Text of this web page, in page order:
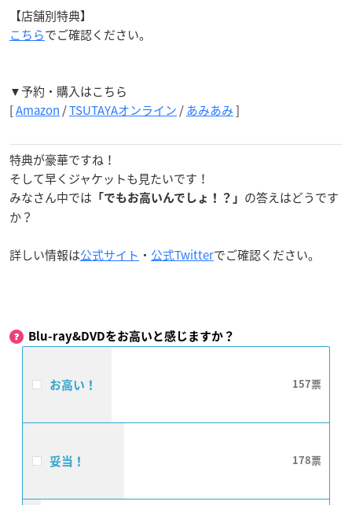
【店舗別特典】
こちらでご確認ください。
▼予約・購入はこちら
[Amazon /TSUTAYAオンライン /あみあみ]
特典が豪華ですね！
そして早くジャケットも見たいです！
みなさん中では 「でもお高いんでしょ！？」 の答えはどうです
か？
詳しい情報は公式サイト ・ 公式Twitterでご確認ください。
Blu-ray&DVDをお高いと感じますか？
お高い！ 157
妥当！ 178